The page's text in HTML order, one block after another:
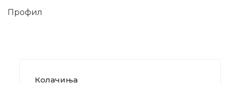
Профил
Колачиња